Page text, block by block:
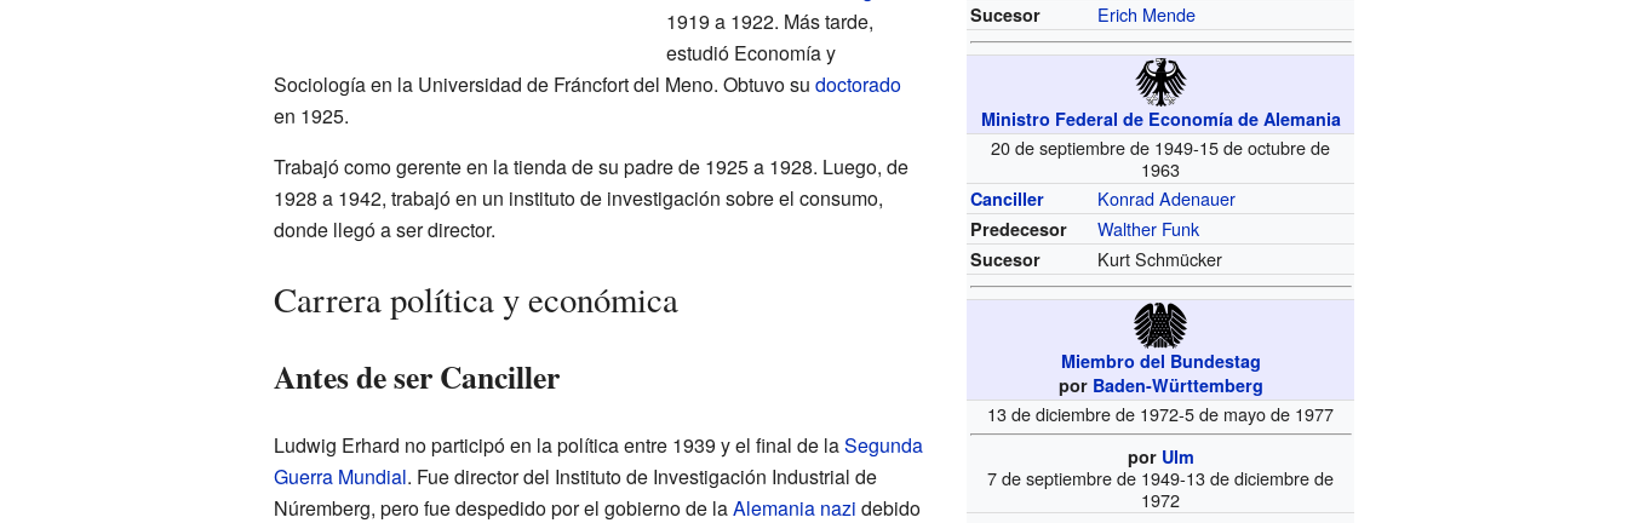
Sucesor Erich Mende
Ministro Federal de Economía de Alemania
20 de septiembre de 1949-15 de octubre de
1963
Canciller Konrad Adenauer
Predecesor Walther Funk
Sucesor Kurt Schmücker
Miembro del Bundestag
por Baden-Württemberg
13 de diciembre de 1972-5 de mayo de 1977
por Ulm
7 de septiembre de 1949-13 de diciembre de
1972
1919 a 1922. Más tarde,
estudió Economía y
Sociología en la Universidad de Fráncfort del Meno. Obtuvo su doctorado
en 1925.
Trabajó como gerente en la tienda de su padre de 1925 a 1928. Luego, de
1928 a 1942, trabajó en un instituto de investigación sobre el consumo,
donde llegó a ser director.
Carrera política y económica
Antes de ser Canciller
Ludwig Erhard no participó en la política entre 1939 y el final de laSegunda
Guerra Mundial. Fue director del Instituto de Investigación Industrial de
Núremberg, pero fue despedido por el gobierno de laAlemania nazi debido